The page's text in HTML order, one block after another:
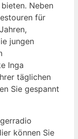
Neben
für
jungen
Inga
täglichen
Sie gespannt
können Sie